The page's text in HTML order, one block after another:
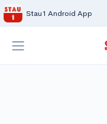
Stau1 Android App